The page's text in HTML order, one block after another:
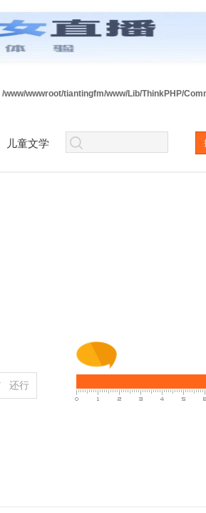
/www/wwwroot/tiantingfm/www/Lib/ThinkPHP/
儿童文学
还行